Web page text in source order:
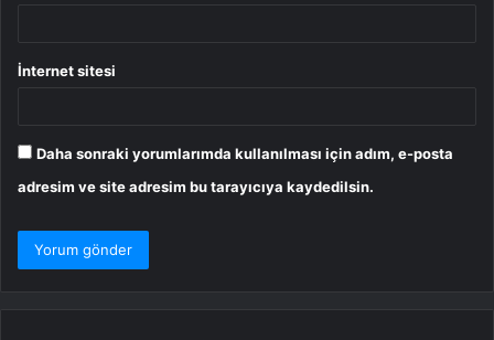
İnternet sitesi
Daha sonraki yorumlarımda kullanılması için adım, e-posta
adresim ve site adresim bu tarayıcıya kaydedilsin.